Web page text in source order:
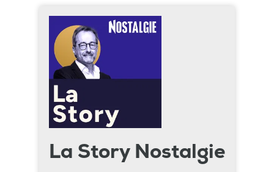
La Story Nostalgie